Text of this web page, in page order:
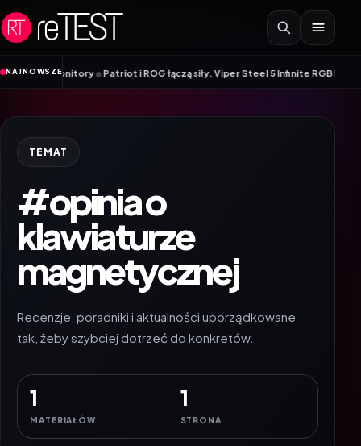
Przejdź do treści
NAJNOWSZE
monitory •Patriot i ROG łączą siły. Viper Steel 5 Infinite RGB DDR5 ROG
TEMAT
#opinia o
klawiaturze
magnetycznej
Recenzje, poradniki i aktualności uporządkowane
tak, żeby szybciej dotrzeć do konkretów.
1
MATERIAŁÓW
1
STRONA